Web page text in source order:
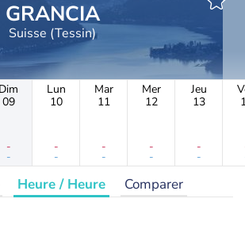
GRANCIA
Suisse (Tessin)
Dim
09
-
-
Lun
10
-
-
Mar
11
-
-
Mer
12
-
-
Jeu
13
-
-
Heure / Heure Comparer